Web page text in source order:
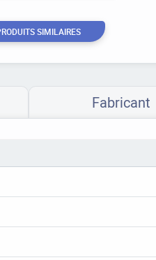
SIMILAIRES
Fabricant